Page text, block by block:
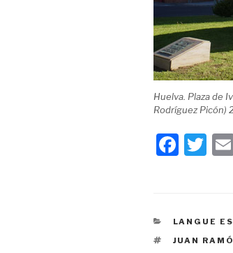
Huelva. Plaza de
Rodríguez Picón)
F
b
T
LANGUE
JUAN